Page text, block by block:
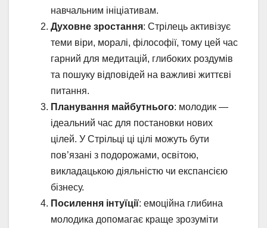
навчальним ініціативам.
Духовне зростання: Стрілець активізує
теми віри, моралі, філософії, тому цей час
гарний для медитацій, глибоких роздумів
та пошуку відповідей на важливі життєві
питання.
Планування майбутнього: молодик —
ідеальний час для постановки нових
цілей. У Стрільці ці цілі можуть бути
пов’язані з подорожами, освітою,
викладацькою діяльністю чи експансією
бізнесу.
Посилення інтуїції: емоційна глибина
молодика допомагає краще зрозуміти